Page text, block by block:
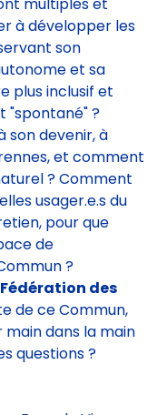
multiples et
à développer les
son
et sa
inclusif et
"spontané" ?
son devenir, à
et comment
? Comment
usager.e.s du
pour que
de
?
Fédération des
de ce Commun,
dans la main